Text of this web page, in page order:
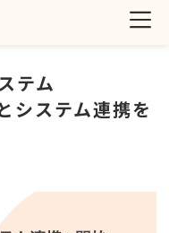
テム
システム連携を